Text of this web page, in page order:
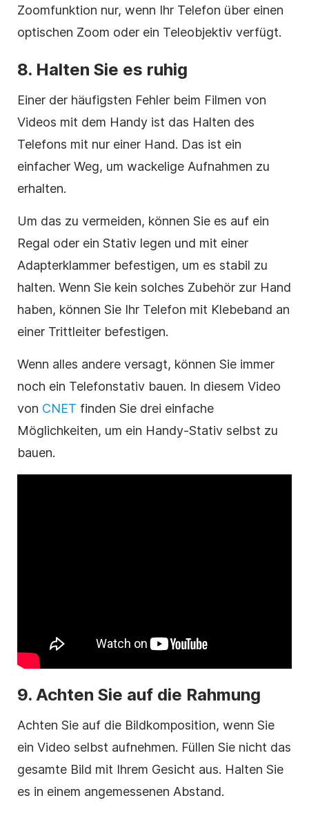
Zoomfunktion nur, wenn Ihr Telefon über einen
optischen Zoom oder ein Teleobjektiv verfügt.
8. Halten Sie es ruhig
Einer der häufigsten Fehler beim Filmen von
Videos mit dem Handy ist das Halten des
Telefons mit nur einer Hand. Das ist ein
einfacher Weg, um wackelige Aufnahmen zu
erhalten.
Um das zu vermeiden, können Sie es auf ein
Regal oder ein Stativ legen und mit einer
Adapterklammer befestigen, um es stabil zu
halten. Wenn Sie kein solches Zubehör zur Hand
haben, können Sie Ihr Telefon mit Klebeband an
einer Trittleiter befestigen.
Wenn alles andere versagt, können Sie immer
noch ein Telefonstativ bauen. In diesem Video
von CNET finden Sie drei einfache
Möglichkeiten, um ein Handy-Stativ selbst zu
bauen.
9. Achten Sie auf die Rahmung
Achten Sie auf die Bildkomposition, wenn Sie
ein Video selbst aufnehmen. Füllen Sie nicht das
gesamte Bild mit Ihrem Gesicht aus. Halten Sie
es in einem angemessenen Abstand.